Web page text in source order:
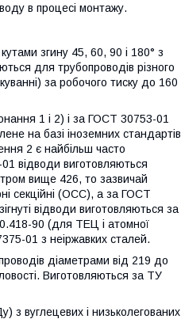
в процесі монтажу.
згину 45, 60, 90 і 180° з
для трубопроводів різного
за робочого тиску до 160
1 і 2) і за ГОСТ 30753-01
на базі іноземних стандартів
2 є найбільш часто
відводи виготовляються
вище 426, то зазвичай
секційні (ОСС), а за ГОСТ
відводи виготовляються за
90 (для ТЕЦ і атомної
01 з неіржавких сталей.
діаметрами від 219 до
Виготовляються за ТУ
з вуглецевих і низьколегованих